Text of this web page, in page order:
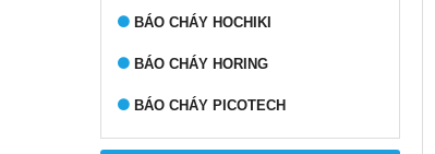
BÁO CHÁY HOCHIKI
BÁO CHÁY HORING
BÁO CHÁY PICOTECH